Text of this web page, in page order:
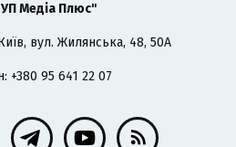
Медіа Плюс"
вул. Жилянська, 48, 50А
+380 95 641 22 07